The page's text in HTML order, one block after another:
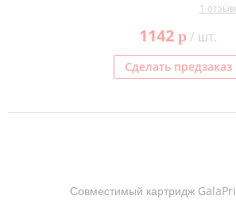
1
1142 p/ шт.
Сделать предзаказ
Совместимый картридж